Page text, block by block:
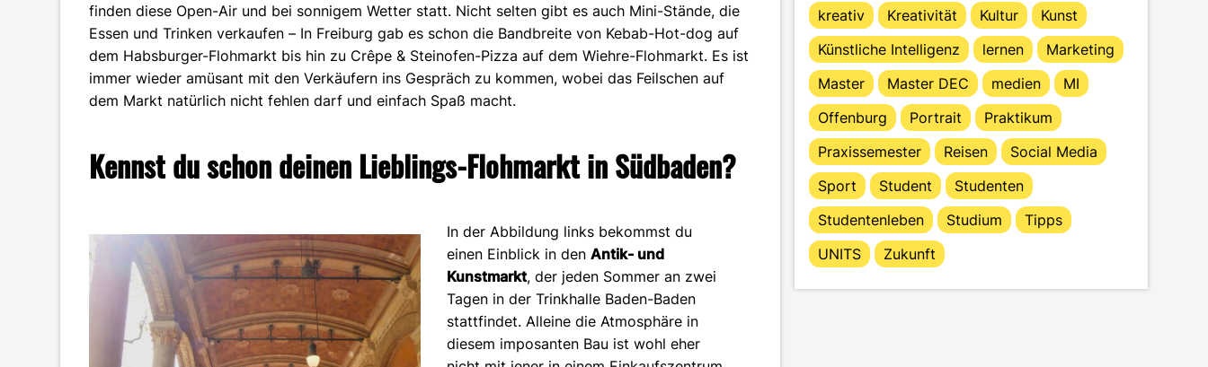
finden diese Open-Air und bei sonnigem Wetter statt. Nicht selten gibt es auch Mini-Stände, die
Essen und Trinken verkaufen – In Freiburg gab es schon die Bandbreite von Kebab-Hot-dog auf
dem Habsburger-Flohmarkt bis hin zu Crêpe & Steinofen-Pizza auf dem Wiehre-Flohmarkt. Es ist
immer wieder amüsant mit den Verkäufern ins Gespräch zu kommen, wobei das Feilschen auf
dem Markt natürlich nicht fehlen darf und einfach Spaß macht.
Kennst du schon deinen Lieblings-Flohmarkt in Südbaden?
In der Abbildung links bekommst du
einen Einblick in denAntik- und
Kunstmarkt, der jeden Sommer an zwei
Tagen in der Trinkhalle Baden-Baden
stattfindet. Alleine die Atmosphäre in
diesem imposanten Bau ist wohl eher
kreativ
Kreativität Kultur
Kunst
Künstliche Intelligenz
lernen
Marketing
Master
Master DEC medien
MI
Offenburg
Portrait
Praktikum
Praxissemester
Reisen
Social Media
Sport
Student
Studenten
Studentenleben
Studium
Tipps
UNITS
Zukunft